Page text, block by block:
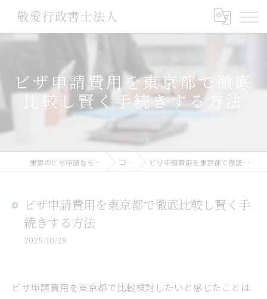
ビザ申請費用を東京都で徹底
比較し賢く手続きする方法
東京のビザ申請なら敬愛行政書士法人 コラム ビザ申請費用を東京都で徹底比較し賢く手続きする方法
ビザ申請費用を東京都で徹底比較し賢く手
続きする方法
2025/10/28
ビザ申請費用を東京都で比較検討したいと感じたことは